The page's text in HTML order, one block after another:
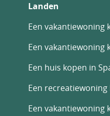
Landen
Een vakantiewoning
Een vakantiewoning
Een huis kopen in
Een
Een vakantiewoning